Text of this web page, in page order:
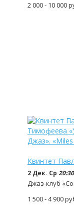
2 000 - 10 000
Квинтет
2 Дек. Ср 20:30
Джаз-клуб
1 500 - 4 900